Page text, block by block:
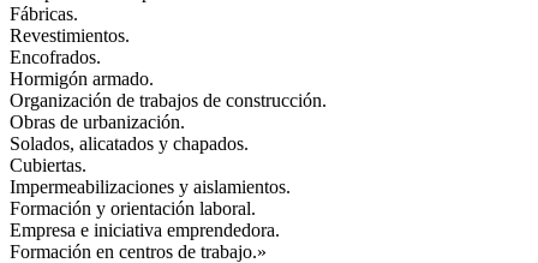
Fábricas.
Revestimientos.
Encofrados.
Hormigón armado.
Organización de trabajos de construcción.
Obras de urbanización.
Solados, alicatados y chapados.
Cubiertas.
Impermeabilizaciones y aislamientos.
Formación y orientación laboral.
Empresa e iniciativa emprendedora.
Formación en centros de trabajo.»